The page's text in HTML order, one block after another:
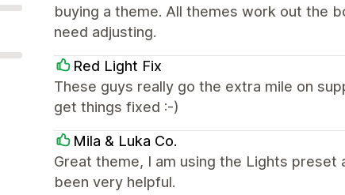
buying a theme. All themes work out the
need adjusting.
Red Light Fix
These guys really go the extra mile on
get things fixed :-)
Mila & Luka Co.
Great theme, I am using the Lights
been very helpful.